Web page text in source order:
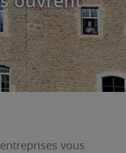
entreprises vous